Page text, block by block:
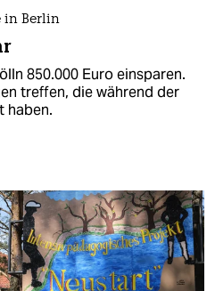
in Berlin
850.000 Euro einsparen.
treffen, die während der
haben.